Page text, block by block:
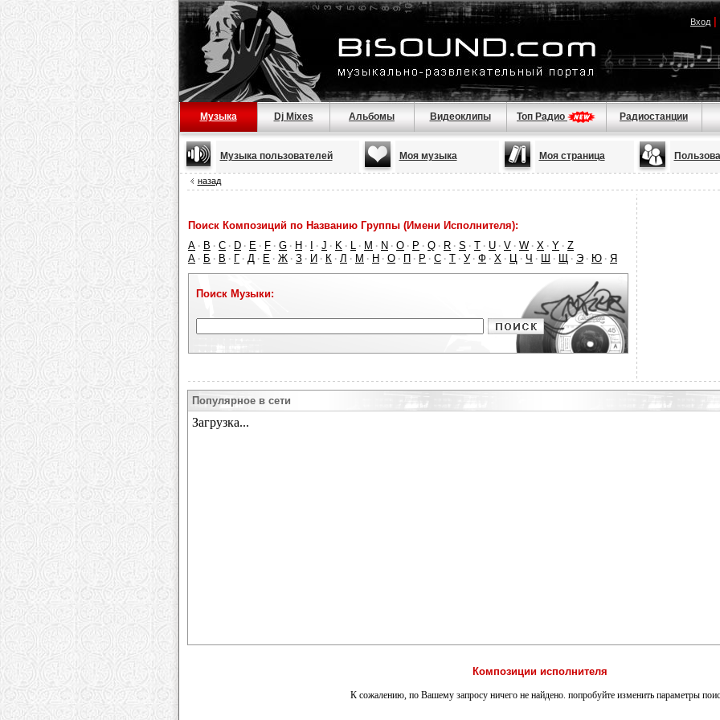
Вход|
Музыка Dj Mixes Альбомы Видеоклипы Топ Радио Радиостанции
Музыка пользователей Моя музыка Моя страница
назад
Поиск Композиций по Названию Группы (Имени Исполнителя):
A · B · C · D · E · F · G · H · · J · K · L · M · N · O · P · Q · R · S · T · U · V · W · X · Y · Z
А · Б · В · Г · Д · Е · Ж · З · И · К · Л · М · Н · О · П · Р · С · Т · У · Ф · Х · Ц · Ч · Ш · Щ · Э · Ю · Я
Поиск Музыки:
Популярное в сети
Композиции исполнителя
К сожалению, по Вашему запросу ничего не найдено. попробуйте изменить параметры